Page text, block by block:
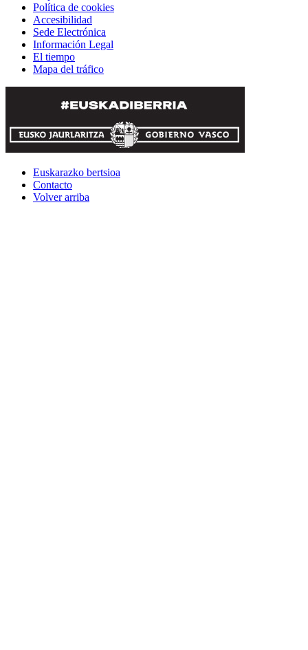
Política de cookies
Accesibilidad
Sede Electrónica
Información Legal
El tiempo
Mapa del tráfico
Euskarazko bertsioa
Contacto
Volver arriba